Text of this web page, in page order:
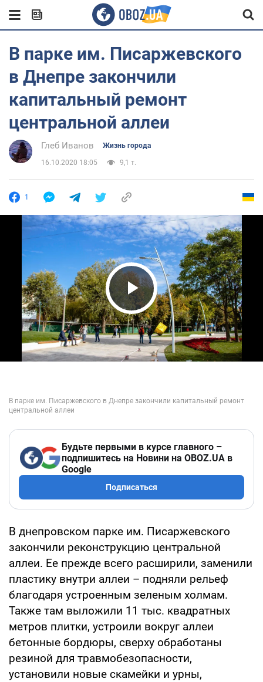
В парке им. Писаржевского
в Днепре закончили
капитальный ремонт
центральной аллеи
Глеб Иванов Жизнь города
16.10.2020 18:05 9,1 т.
1
Play Video
Будьте первыми в курсе главного –
подпишитесь на Новини на OBOZ.UA в
Google
Подписаться
В днепровском парке им. Писаржевского
закончили реконструкцию центральной
аллеи. Ее прежде всего расширили, заменили
пластику внутри аллеи – подняли рельеф
благодаря устроенным зеленым холмам.
Также там выложили 11 тыс. квадратных
метров плитки, устроили вокруг аллеи
бетонные бордюры, сверху обработаны
резиной для травмобезопасности,
установили новые скамейки и урны,